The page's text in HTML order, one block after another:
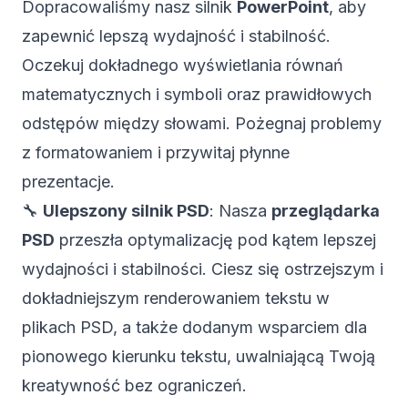
Dopracowaliśmy nasz silnik PowerPoint, aby
zapewnić lepszą wydajność i stabilność.
Oczekuj dokładnego wyświetlania równań
matematycznych i symboli oraz prawidłowych
odstępów między słowami. Pożegnaj problemy
z formatowaniem i przywitaj płynne
prezentacje.
🔧 Ulepszony silnik PSD: Nasza przeglądarka
PSD przeszła optymalizację pod kątem lepszej
wydajności i stabilności. Ciesz się ostrzejszym i
dokładniejszym renderowaniem tekstu w
plikach PSD, a także dodanym wsparciem dla
pionowego kierunku tekstu, uwalniającą Twoją
kreatywność bez ograniczeń.